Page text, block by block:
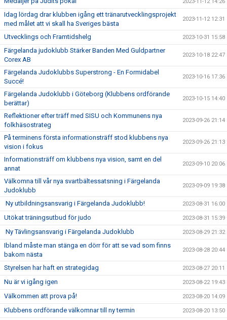
Idag lördag drar klubben igång ett tränarutvecklingsprojekt
med målet att vi skall ha Sveriges bästa
2023-11-12 12:31
Utvecklings och Framtidshelg 2023-10-31 15:58
Färgelanda judoklubb Stärker Banden Med Guldpartner
Corex AB
2023-10-18 22:47
Färgelanda Judoklubbs Superstrong - En Formidabel
Succé!
2023-10-16 17:36
Färgelanda Judoklubb i Göteborg (Klubbens ordförande
berättar)
2023-10-15 14:40
Reflektioner efter träff med SISU och Kommunens nya
folkhäsostrateg
2023-09-26 21:14
På terminens första informationsträff stod klubbens nya
vision i fokus
2023-09-26 21:13
Informationsträff om klubbens nya vision, samt en del
annat
2023-09-10 20:06
Välkomna till vår nya svartbältessatsning i Färgelanda
Judoklubb
2023-09-09 19:38
Ny utbildningsansvarig i Färgelanda Judoklubb! 2023-08-31 16:00
Utökat träningsutbud för judo 2023-08-31 15:39
Ny Tävlingsansvarig i Färgelanda Judoklubb 2023-08-29 21:32
Ibland måste man stänga en dörr för att se vad som finns
bakom nästa
2023-08-28 20:44
Styrelsen har haft en strategidag 2023-08-27 20:11
Nu är vi igång igen 2023-08-22 19:43
Välkommen att prova på! 2023-08-20 14:09
Klubbens ordförande välkomnar till ny termin 2023-08-20 13:50